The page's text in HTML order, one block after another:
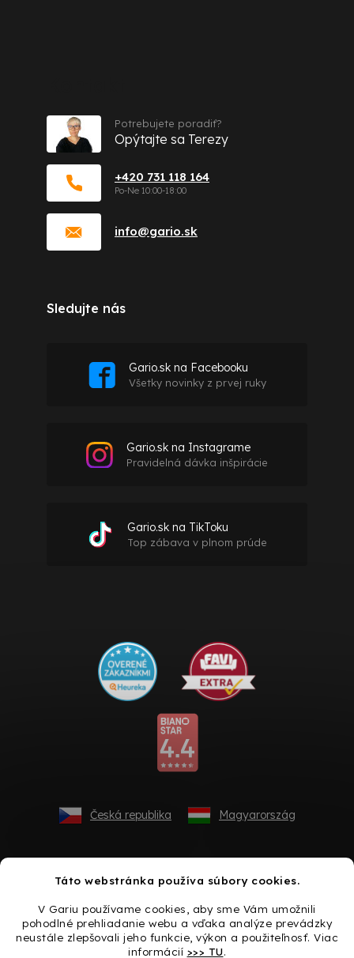
Táto webstránka používa súbory cookies.
V Gariu používame cookies, aby sme Vám umožnili
pohodlné prehliadanie webu a vďaka analýze prevádzky
neustále zlepšovali jeho funkcie, výkon a použiteľnosť. Viac
informácií >>> TU.
info@gario.sk
+420 731 118 164
Potrebujete poradiť?
Opýtajte sa Terezy
Sledujte nás
Gario.sk na Facebooku
Všetky novinky z prvej ruky
Gario.sk na Instagrame
Pravidelná dávka inšpirácie
Gario.sk na TikToku
Top zábava v plnom prúde
Česká republika Magyarország